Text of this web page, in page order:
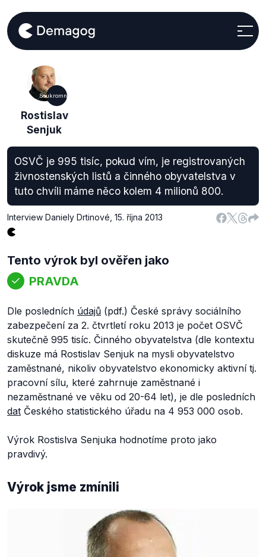
Soukromníci
Rostislav
Senjuk
OSVČ je 995 tisíc, pokud vím, je registrovaných
živnostenských listů a činného obyvatelstva v
tuto chvíli máme něco kolem 4 milionů 800.
Interview Daniely Drtinové 15. října 2013
Tento výrok byl ověřen jako
PRAVDA
Dle posledních údajů (pdf.) České správy sociálního
zabezpečení za 2. čtvrtletí roku 2013 je počet OSVČ
skutečně 995 tisíc. Činného obyvatelstva (dle kontextu
diskuze má Rostislav Senjuk na mysli obyvatelstvo
zaměstnané, nikoliv obyvatelstvo ekonomicky aktivní tj.
pracovní sílu, které zahrnuje zaměstnané i
nezaměstnané ve věku od 20-64 let), je dle posledních
dat Českého statistického úřadu na 4 953 000 osob.
Výrok Rostislva Senjuka hodnotíme proto jako
pravdivý.
Výrok jsme zmínili